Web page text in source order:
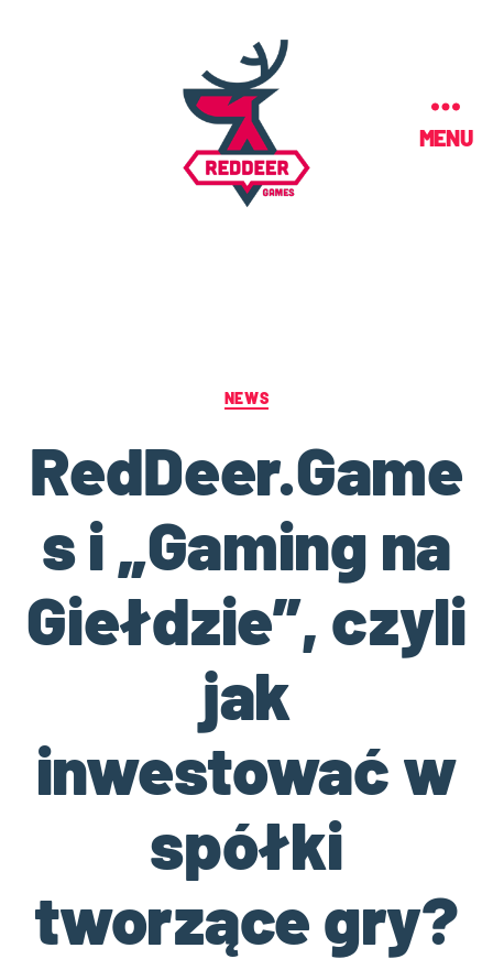
MENU
NEWS
RedDeer.Game
s i „Gaming na
Giełdzie”, czyli
jak
inwestować w
spółki
tworzące gry?